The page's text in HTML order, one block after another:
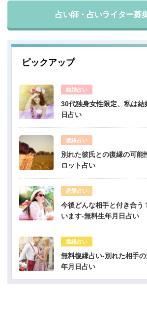
占い師・占いライター募
ピックアップ
結婚占い
30代独身女性限定、私は結
日占い
復縁占い
別れた彼氏との復縁の可能
ロット占い
恋愛占い
今後どんな相手と付き合う
います-無料生年月日占い
復縁占い
無料復縁占い-別れた相手
年月日占い